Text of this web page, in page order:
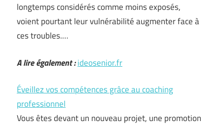
longtemps considérés comme moins exposés,
voient pourtant leur vulnérabilité augmenter face à
ces troubles.…
A lire également :ideosenior.fr
Éveillez vos compétences grâce au coaching
professionnel
Vous êtes devant un nouveau projet, une promotion